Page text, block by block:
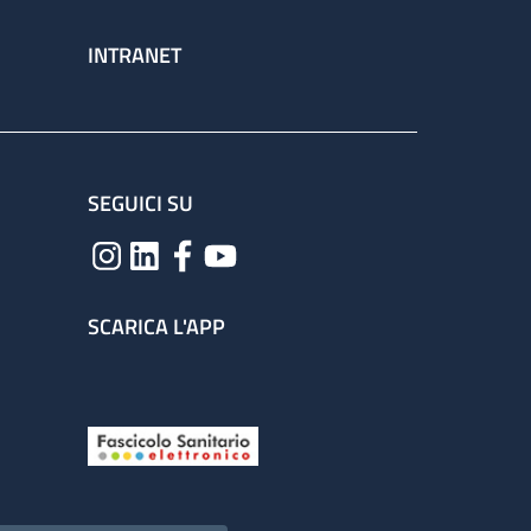
INTRANET
SEGUICI SU
SCARICA L'APP